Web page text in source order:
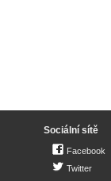
Sociální sítě
Facebook
Twitter